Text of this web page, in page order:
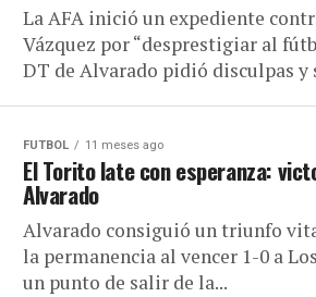
La AFA inició un expediente
Vázquez por “desprestigiar al
DT de Alvarado pidió disculpas y
FUTBOL 11 meses ago
El Torito late con esperanza:
Alvarado
Alvarado consiguió un triunfo
la permanencia al vencer 1-0 a
un punto de salir de la...